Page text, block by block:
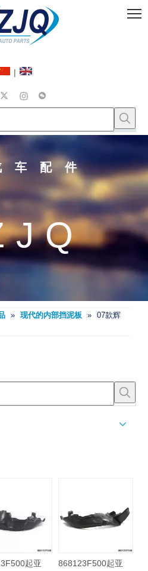
|
车配件
» 现代的内部挡泥板 » 07款辉
起亚
868123F500起亚